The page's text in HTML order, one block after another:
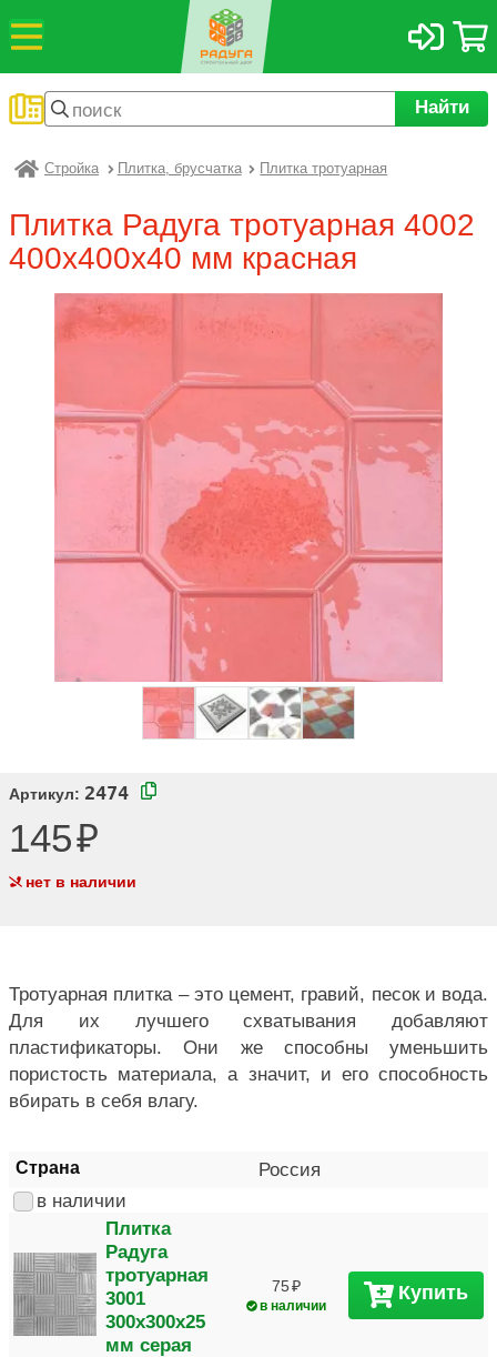
Найти
Радуга
Стройка Плитка, брусчатка Плитка тротуарная
Плитка Радуга тротуарная 4002
400х400х40 мм красная
Артикул: 2474
145
нет в наличии
Страна Россия
Тротуарная плитка – это цемент, гравий, песок и вода.
Для их лучшего схватывания добавляют
пластификаторы. Они же способны уменьшить
пористость материала, а значит, и его способность
вбирать в себя влагу.
в наличии
Плитка
Радуга
тротуарная
3001
300х300х25
мм серая
75
в наличии
Купить